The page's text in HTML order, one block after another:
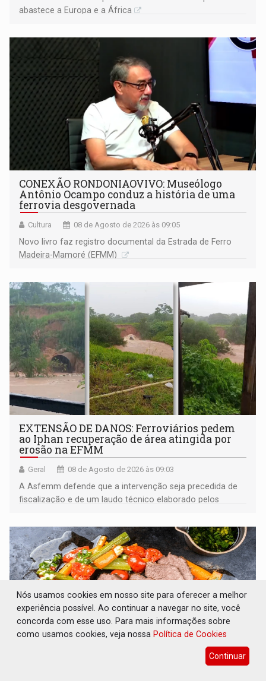
abastece a Europa e a África
CONEXÃO RONDONIAOVIVO: Museólogo
Antônio Ocampo conduz a história de uma
ferrovia desgovernada
Cultura 08 de Agosto de 2026 às 09:05
Novo livro faz registro documental da Estrada de Ferro
Madeira-Mamoré (EFMM)
EXTENSÃO DE DANOS: Ferroviários pedem
ao Iphan recuperação de área atingida por
erosão na EFMM
Geral 08 de Agosto de 2026 às 09:03
A Asfemm defende que a intervenção seja precedida de
fiscalização e de um laudo técnico elaborado pelos
Nós usamos cookies em nosso site para oferecer a melhor
experiência possível. Ao continuar a navegar no site, você
concorda com esse uso. Para mais informações sobre
como usamos cookies, veja nossa Política de Cookies
Continuar